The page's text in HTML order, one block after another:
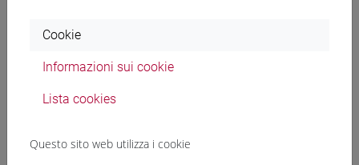
[FTR3] LETTERE - Laurea
[FTR5] STORIA - Laurea
Cookie
Informazioni sui cookie
Lista cookies
Questo sito web utilizza i cookie